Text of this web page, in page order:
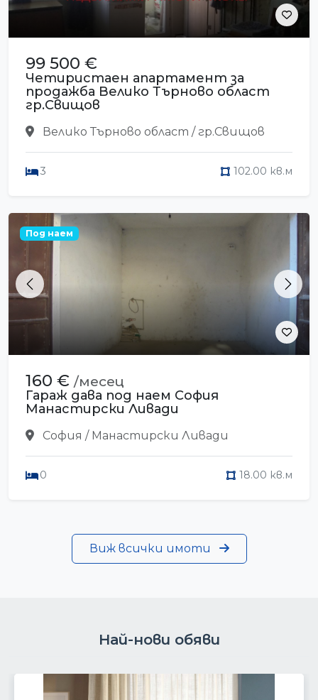
99 500 €
Четиристаен апартамент за
продажба Велико Търново област
гр.Свищов
Велико Търново област / гр.Свищов
3 102.00 кв.м
Previous Next
Под наем
160 € /месец
Гараж дава под наем София
Манастирски Ливади
София / Манастирски Ливади
0 18.00 кв.м
Виж всички имоти
Най-нови обяви